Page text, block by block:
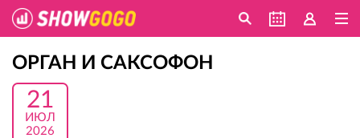
ОРГАН И САКСОФОН
21
ИЮЛ
2026